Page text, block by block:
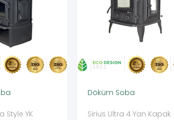
Style YK
Döküm Soba
Sirius Ultra 4 Yan Kapak